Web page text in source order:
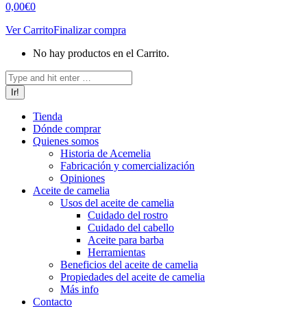
0,00€0
Ver CarritoFinalizar compra
No hay productos en el Carrito.
Buscar:
Tienda
Dónde comprar
Quienes somos
Historia de Acemelia
Fabricación y comercialización
Opiniones
Aceite de camelia
Usos del aceite de camelia
Cuidado del rostro
Cuidado del cabello
Aceite para barba
Herramientas
Beneficios del aceite de camelia
Propiedades del aceite de camelia
Más info
Contacto